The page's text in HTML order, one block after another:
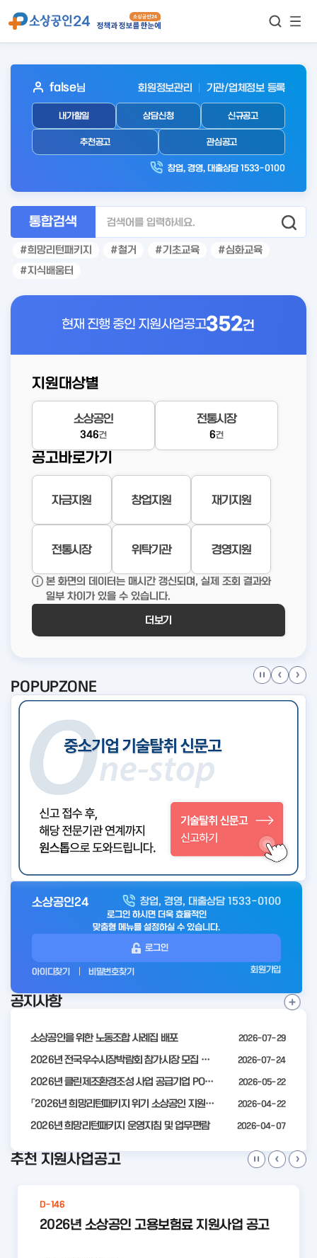
보기
아
웃
로
인
false님 회원정보관리 기관/업체정보 등록
내가할일 상담신청 신규공고
추천공고 관심공고
창업, 경영, 대출상담 1533-0100
통합검색
희망리턴패키지 철거 기초교육
심화교육
지식배움터
현재 진행 중인 지원사업공고352건
지원대상별
소상공인
346건
전통시장
6건
공고바로가기
자금지원 창업지원 재기지원
전통시장 위탁기관 경영지원
본 화면의 데이터는 매시간 갱신되며, 실제 조회 결과와
일부 차이가 있을 수 있습니다.
더보기
POPUPZONE
아
전
소상공인24 창업, 경영, 대출상담 1533-0100
로그인 하시면 더욱 효율적인
맞춤형 메뉴를 설정하실 수 있습니다.
로그인
아이디찾기 비밀번호찾기 회원가입
공지사항
소상공인을 위한 노동조합 사례집 배포 2026-07-29
2026년 전국우수시장박람회 참가시장 모집 공고 2026-07-24
2026년 클린제조환경조성 사업 공급기업 POOL 안내 2026-05-22
「2026년 희망리턴패키지 위기 소상공인 지원」모집 통합 2차 수정 공고 2026-04-22
2026년 희망리턴패키지 운영지침 및 업무편람 2026-04-07
공
추천 지원사업공고
D-146
2026년 소상공인 고용보험료 지원사업 공고